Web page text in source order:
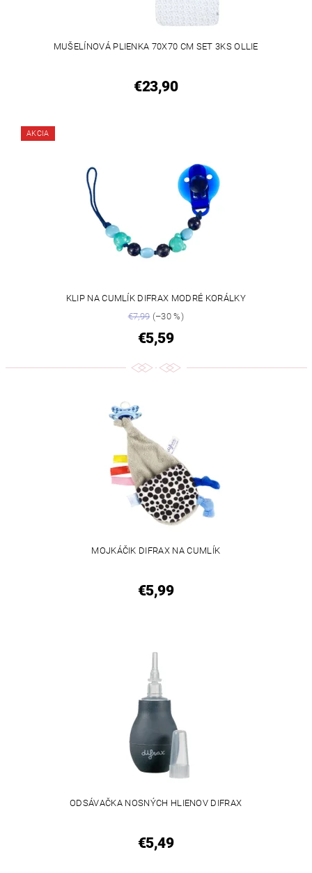
MUŠELÍNOVÁ PLIENKA 70X70 CM SET 3KS OLLIE
€23,90
AKCIA
KLIP NA CUMLÍK DIFRAX MODRÉ KORÁLKY
€7,99(–30 %)
€5,59
MOJKÁČIK DIFRAX NA CUMLÍK
€5,99
ODSÁVAČKA NOSNÝCH HLIENOV DIFRAX
€5,49